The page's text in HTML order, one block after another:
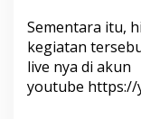
Sementara itu,
kegiatan
live nya di akun
youtube https://